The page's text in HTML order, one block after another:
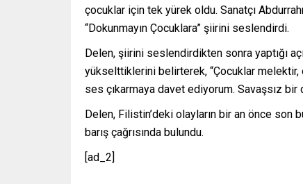
çocuklar için tek yürek oldu. Sanatçı
“Dokunmayın Çocuklara” şiirini seslendirdi.
Delen, şiirini seslendirdikten sonra yaptığı
yükselttiklerini belirterek, “Çocuklar melektir,
ses çıkarmaya davet ediyorum. Savaşsız bir
Delen, Filistin’deki olayların bir an önce son
barış çağrısında bulundu.
[ad_2]